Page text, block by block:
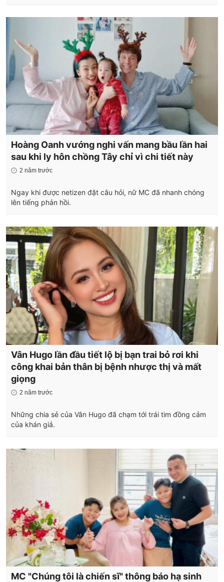
Hoàng Oanh vướng nghi vấn mang bầu lần hai
sau khi ly hôn chồng Tây chỉ vì chi tiết này
2 năm trước
Ngay khi được netizen đặt câu hỏi, nữ MC đã nhanh chóng
lên tiếng phản hồi.
Vân Hugo lần đầu tiết lộ bị bạn trai bỏ rơi khi
công khai bản thân bị bệnh nhược thị và mất
giọng
2 năm trước
Những chia sẻ của Vân Hugo đã chạm tới trái tim đồng cảm
của khán giả.
MC "Chúng tôi là chiến sĩ" thông báo hạ sinh